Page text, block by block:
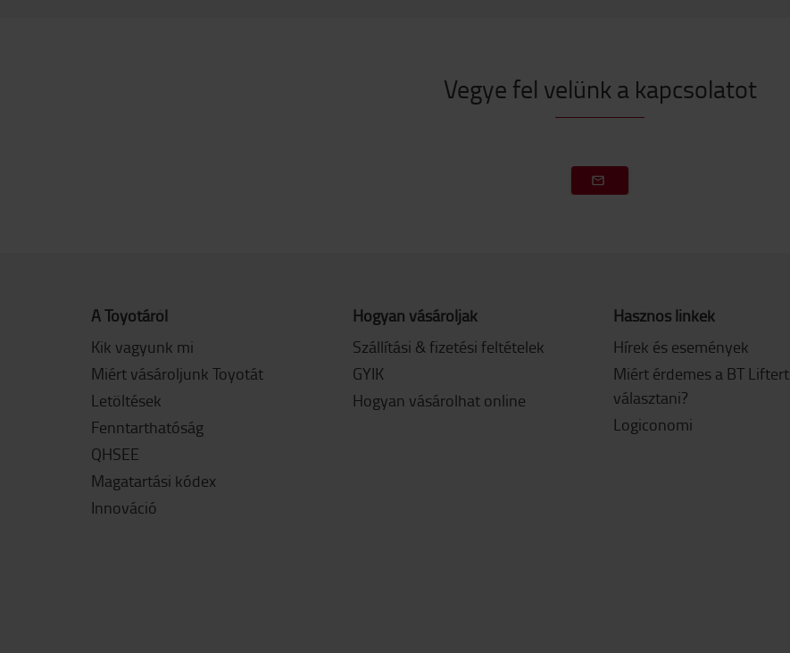
Vegye fel velünk a kapcsolatot
A Toyotáról
Kik vagyunk mi
Miért vásároljunk Toyotát
Letöltések
Fenntarthatóság
QHSEE
Magatartási kódex
Innováció
Hogyan vásároljak
Szállítási & fizetési feltételek
GYIK
Hogyan vásárolhat online
Hasznos linkek
Hírek és események
Miért érdemes a BT Liftert
választani?
Logiconomi